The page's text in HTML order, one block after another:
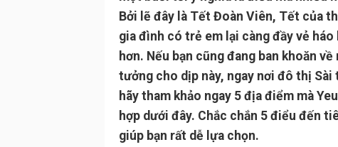
Bởi lẽ đây là Tết Đoàn Viên, Tết của
gia đình có trẻ em lại càng đầy vẻ
hơn. Nếu bạn cũng đang ban khoăn
tưởng cho dịp này, ngay nơi đô thị Sài
hãy tham khảo ngay 5 địa điểm mà
hợp dưới đây. Chắc chắn 5 điểu đến
giúp bạn rất dễ lựa chọn.